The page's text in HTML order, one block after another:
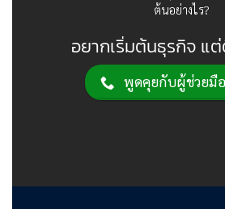
ต้นอย่างไร?
อยากเริ่มต้นธุรกิจ
พูดคุยกับผู้ช่วยมื